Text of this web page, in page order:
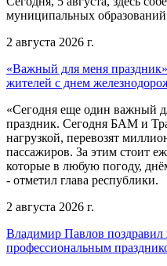
муниципальных
2 августа 2026 г.
«Важный для меня
жителей с днем
«Сегодня еще один важный
праздник. Сегодня БАМ и
нагрузкой, перевозят
пассажиров. За этим стоит
которые в любую погоду,
- отметил глава республики.
2 августа 2026 г.
Владимир Павлов поздравил
профессиональным